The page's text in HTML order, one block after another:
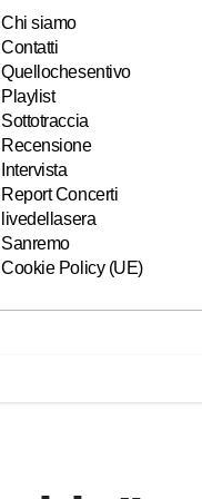
Chi siamo
Contatti
Quellochesentivo
Playlist
Sottotraccia
Recensione
Intervista
Report Concerti
livedellasera
Sanremo
Cookie Policy (UE)